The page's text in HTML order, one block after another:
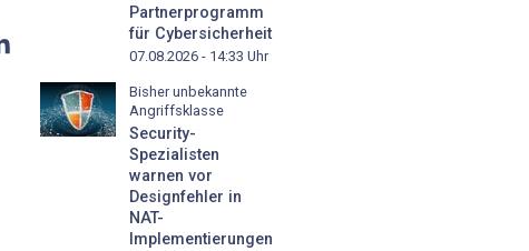
Partnerprogramm
für Cybersicherheit
07.08.2026 - 14:33 Uhr
Bisher unbekannte
Angriffsklasse
Security-
Spezialisten
warnen vor
Designfehler in
NAT-
Implementierungen